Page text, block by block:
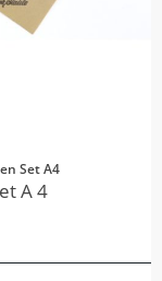
Set A4
A 4